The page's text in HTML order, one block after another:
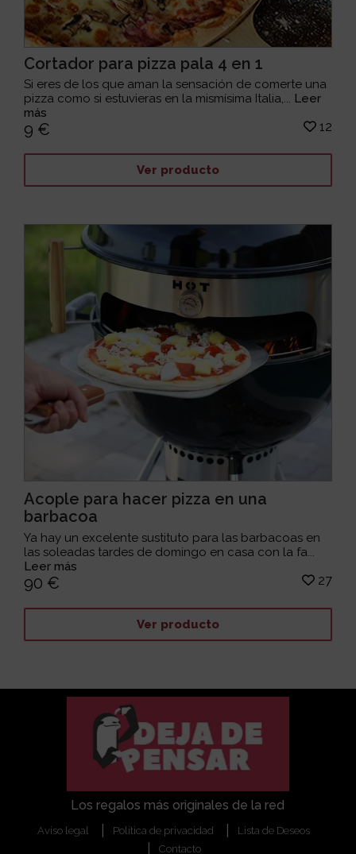
Cortador para pizza pala 4 en 1
Si eres de los que aman la sensación de comerte una
pizza como si estuvieras en la mismísima Italia,... Leer
más
9 € 12
Ver producto
Acople para hacer pizza en una
barbacoa
Ya hay un excelente sustituto para las barbacoas en
las soleadas tardes de domingo en casa con la fa...
Leer más
90 € 27
Ver producto
Los regalos más originales de la red
Aviso legal Política de privacidad
Lista de Deseos
Contacto